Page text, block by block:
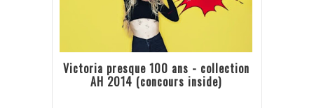
Victoria presque 100 ans - collection
AH 2014 (concours inside)